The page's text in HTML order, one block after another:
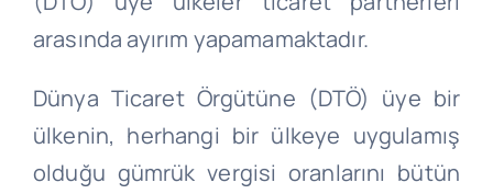
arasında ayırım yapamamaktadır.
Dünya Ticaret Örgütüne (DTÖ) üye bir
ülkenin, herhangi bir ülkeye uygulamış
olduğu gümrük vergisi oranlarını bütün